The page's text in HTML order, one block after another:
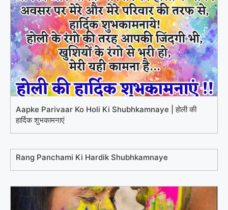
Aapke Parivaar Ko Holi Ki Shubhkamnaye | होली की
हार्दिक शुभकामनाएं
Rang Panchami Ki Hardik Shubhkamnaye